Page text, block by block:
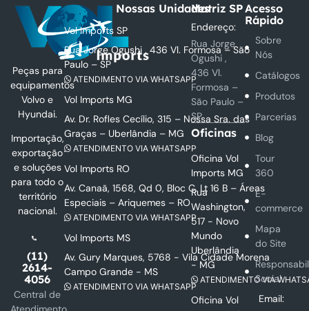
Peças para
equipamentos
Volvo e
Hyundai.
Importação,
exportação
e soluções
para todo o
território
nacional.
(11)
2614-
4056
Central de
Nossas Unidades
Vol Imports SP
Rua Jorge Ogushi , 436 Vl. Formosa – São
Paulo – SP
ATENDIMENTO VIA WHATSAPP
Vol Imports MG
Av. Dr. Rofles Cecílio, 315 – Nossa Sra. das
Graças – Uberlândia – MG
ATENDIMENTO VIA WHATSAPP
Vol Imports RO
Av. Canaã, 1568, Qd 0, Bloc C, Lt 16 B – Áreas
Especiais – Ariquemes – RO
ATENDIMENTO VIA WHATSAPP
Vol Imports MS
Av. Gury Marques, 5768 - Vila Cidade Morena
Campo Grande - MS
ATENDIMENTO VIA WHATSAPP
Matriz SP
Endereço:
Rua Jorge
Ogushi ,
436 Vl.
Formosa –
São Paulo –
SP
Oficinas
Oficina Vol
Imports MG
Rua
Washington,
517 - Novo
Mundo
Uberlândia
- MG
ATENDIMENTO VIA
Oficina Vol
Acesso
Rápido
Sobre
Nós
Catálogos
Produtos
Parcerias
Blog
Tour
360
E-
commerce
Mapa
do Site
Social
Email: